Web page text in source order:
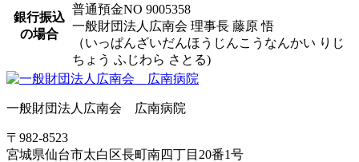
銀行振込
の場合
普通預金NO 9005358
一般財団法人広南会 理事長 藤原 悟
（いっぱんざいだんほうじんこうなんかい りじ
ちょう ふじわら さとる)
一般財団法人広南会 広南病院
〒982-8523
宮城県仙台市太白区長町南四丁目20番1号